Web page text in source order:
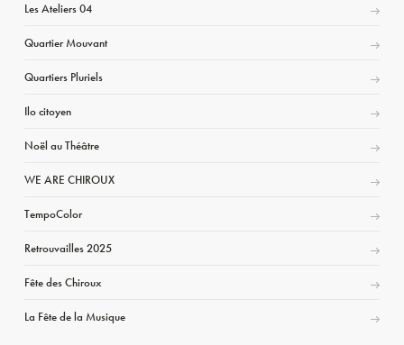
Les Ateliers 04
Quartier Mouvant
Quartiers Pluriels
Ilo citoyen
Noël au Théâtre
WE ARE CHIROUX
TempoColor
Retrouvailles 2025
Fête des Chiroux
La Fête de la Musique